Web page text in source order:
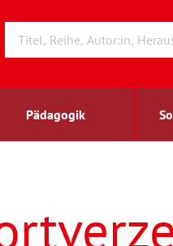
Pädagogik